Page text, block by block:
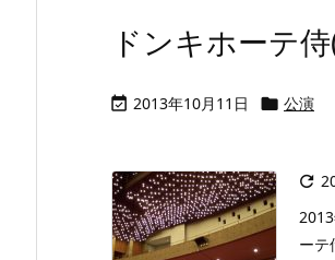
ドンキホーテ
 2013年10月11日  公演

ーテ